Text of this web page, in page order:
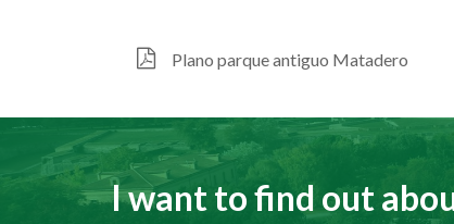
Plano parque antiguo Matadero
I want to find out